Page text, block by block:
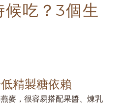
吃？3個生
精製糖依賴
麥，很容易搭配果醬、煉乳